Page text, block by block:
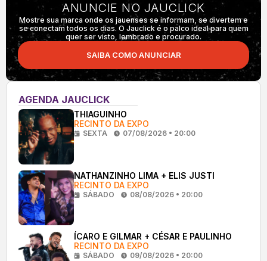
ANUNCIE NO JAUCLICK
Mostre sua marca onde os jauenses se informam, se divertem e
se conectam todos os dias. O Jauclick é o palco ideal para quem
quer ser visto, lembrado e procurado.
SAIBA COMO ANUNCIAR
AGENDA JAUCLICK
THIAGUINHO
RECINTO DA EXPO
SEXTA 07/08/2026 • 20:00
NATHANZINHO LIMA + ELIS JUSTI
RECINTO DA EXPO
SÁBADO 08/08/2026 • 20:00
ÍCARO E GILMAR + CÉSAR E PAULINHO
RECINTO DA EXPO
SÁBADO 09/08/2026 • 20:00